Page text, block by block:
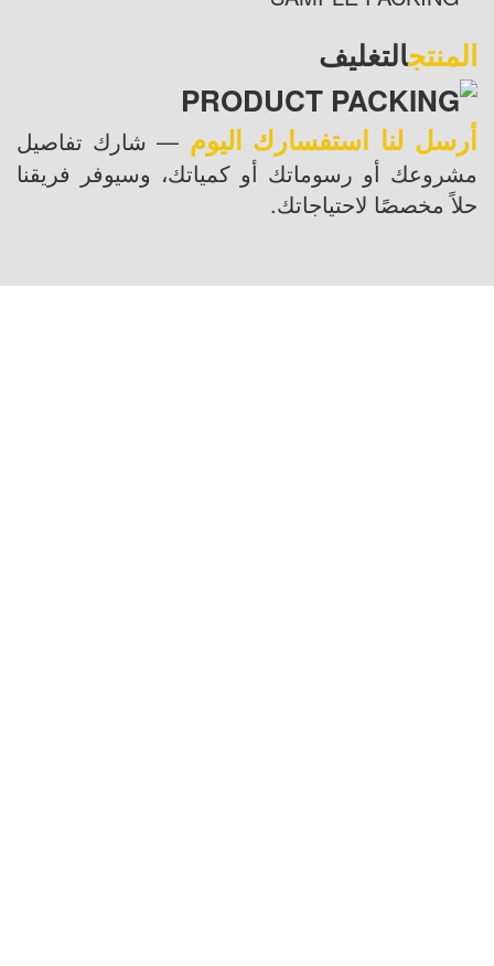
المنتجالتغليف
أرسل لنا استفسارك اليوم — شارك تفاصيل
مشروعك أو رسوماتك أو كمياتك، وسيوفر فريقنا
حلاً مخصصًا لاحتياجاتك.